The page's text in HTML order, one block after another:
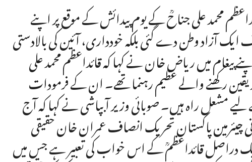
محمد علی جناحؒ کے یوم پیدائش کے موقع پر اپنے
ایک آزاد وطن دے گئی بلکہ خودداری، آئین کی بالادستی
پیغام میں ریاض خان نے کہا کہ قائداعظم محمد علی
یقین رکھنے والے عظیم رہنما تھے۔ ان کے فرمودات
مشعل راہ ہیں۔ صوبائی وزیر آبپاشی نے کہا کہ آج
پاکستان تحریک انصاف عمران خان حقیقی
دراصل قائداعظمؒ کے اس خواب کی تعبیر ہے جس میں